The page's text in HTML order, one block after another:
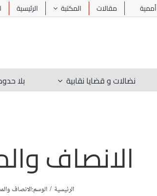
أممية مقالات المكتبة الرئيسية
نضالات و قضايا نقابية بلا
الانصاف
الرئيسية الوسم:الانصاف